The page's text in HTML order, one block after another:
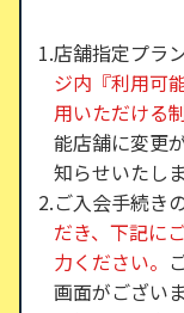
店舗指定プラ
ジ内『利用可
用いただける
能店舗に変更
知らせいたしま
ご入会手続き
だき、下記に
力ください。
画面がござい